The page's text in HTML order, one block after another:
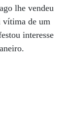
lhe vendeu
vítima de um
interesse